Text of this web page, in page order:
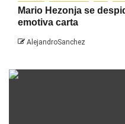
Mario Hezonja se
emotiva carta
AlejandroSanchez